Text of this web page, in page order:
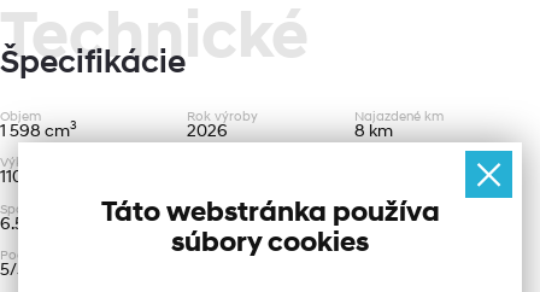
Výbava
Prevodovka a pohon: ISG (Idle Stop & Go Systém), Systém
inteligentného manažmentu alternátora
Vonkajšia výbava: Zliatinové disky kolies s pneumatikami 205/55 R16,
Dojazdové rezervné koleso, Vonkajšie kľučky dverí vo farbe vozidla,
Vonkajšie spätné zrkadlá vo farbe vozidla, Vonkajšie spätné zrkadlá s
Mriežka chladiča v kombinácii čierna/chróm, Predné LED
reflektorové svetlomety so statickým LED prisvecovaním zákrut,
LED denné svetlá, Predné hmlové svetlomety, Zadné LED
Technické
Špecifikácie
Objem
1 598 cm3
Rok výroby
2026
Najazdené km
8 km
Výkon
110 kW
Spotreba
6.5 l/100 km
Farba karosérie
Zelená Perleťová
Čalúnenie
Látkové Čierna
Počet dverí/miest
5/5
Prevodovka Emisie CO
Táto webstránka používa
súbory cookies